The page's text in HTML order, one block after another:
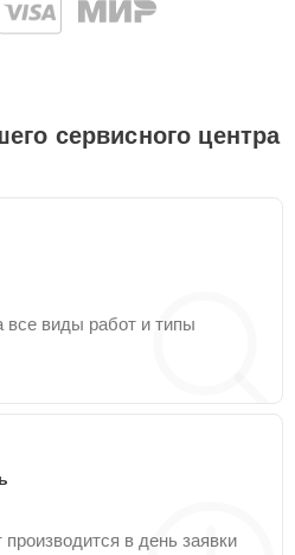
сервисного центра
все виды работ и типы
в день заявки